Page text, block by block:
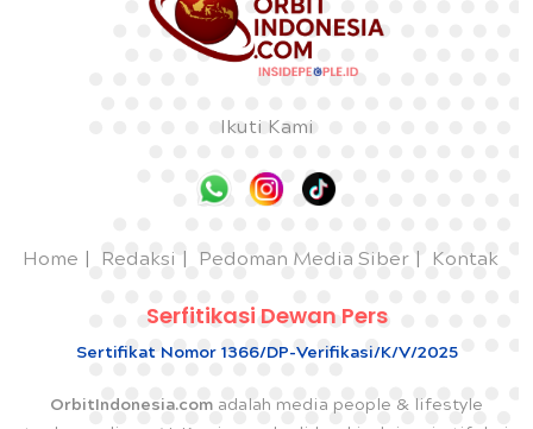
Ikuti Kami
Home Redaksi Pedoman Media Siber Kontak
Serfitikasi Dewan Pers
Sertifikat Nomor 1366/DP-Verifikasi/K/V/2025
OrbitIndonesia.com adalah media people & lifestyle